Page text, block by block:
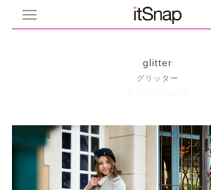
glitter
グリッター
3 Coodinates